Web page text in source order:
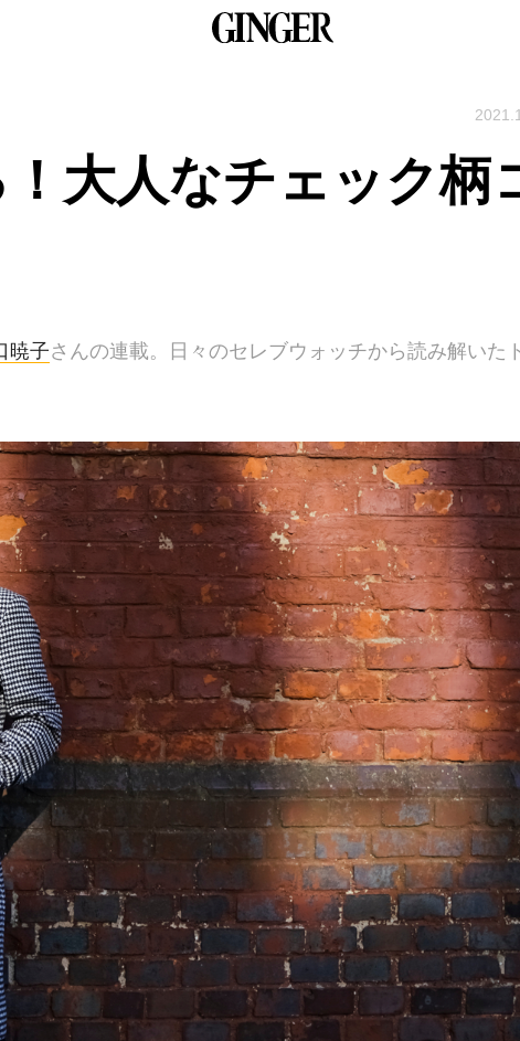
大人なチェック柄
暁子さんの連載。日々のセレブウォッチから読み解いた